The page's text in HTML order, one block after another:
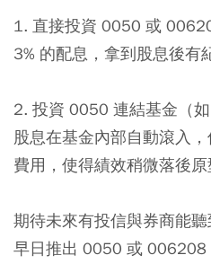
1. 直接投資 0050 或
3% 的配息，拿到股息後有
2. 投資 0050 連結基金（
股息在基金內部自動滾入
費用，使得績效稍微落後原
期待未來有投信與券商能
早日推出 0050 或 006208